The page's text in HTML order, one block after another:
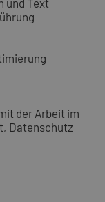
und Text
der Arbeit im
Datenschutz